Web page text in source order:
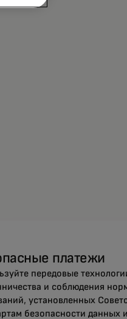
платежи
передовые
и соблюдения
установленных
безопасности данных